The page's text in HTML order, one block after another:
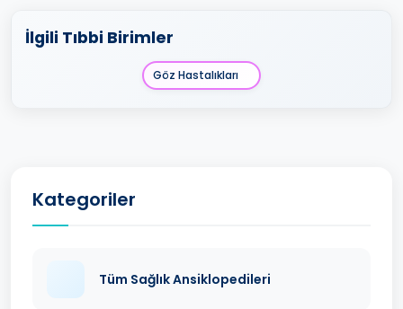
İlgili Tıbbi Birimler
Göz Hastalıkları
Kategoriler
Tüm Sağlık Ansiklopedileri